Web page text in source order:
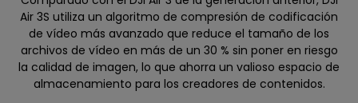
Air 3S utiliza un algoritmo de compresión de codificación
de vídeo más avanzado que reduce el tamaño de los
archivos de vídeo en más de un 30 % sin poner en riesgo
la calidad de imagen, lo que ahorra un valioso espacio de
almacenamiento para los creadores de contenidos.